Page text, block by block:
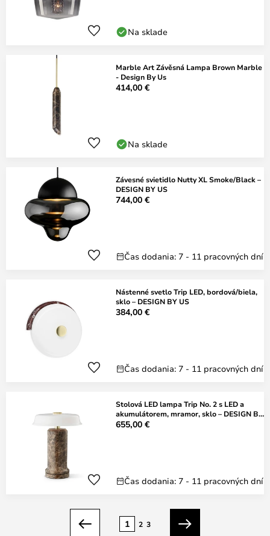
Na sklade
Marble Art Závěsná Lampa Brown Marble
- Design By Us
414,00 €
Na sklade
Závesné svietidlo Nutty XL Smoke/Black –
DESIGN BY US
744,00 €
Čas dodania: 7 - 11 pracovných dní
Nástenné svetlo Trip LED, bordová/biela,
sklo – DESIGN BY US
384,00 €
Čas dodania: 7 - 11 pracovných dní
Stolová LED lampa Trip No. 2 s LED a
akumulátorem, mramor, sklo – DESIGN BY
US
655,00 €
Čas dodania: 7 - 11 pracovných dní
Predchádzajúci
1 2 3
Ďalší